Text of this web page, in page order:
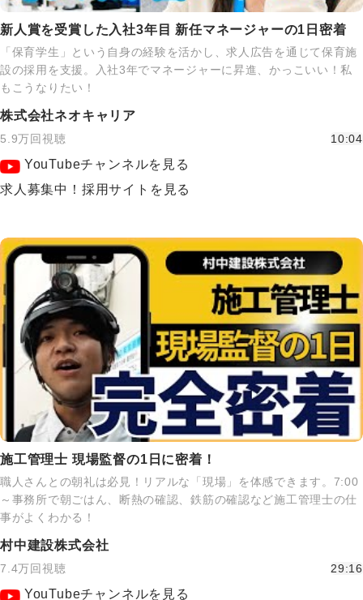
新人賞を受賞した入社3年目 新任マネージャーの1日密着
「保育学生」という自身の経験を活かし、求人広告を通じて保育施
設の採用を支援。入社3年でマネージャーに昇進、かっこいい！私
もこうなりたい！
株式会社ネオキャリア
5.9万回視聴 10:04
YouTubeチャンネルを見る
求人募集中！採用サイトを見る
施工管理士 現場監督の1日に密着！
職人さんとの朝礼は必見！リアルな「現場」を体感できます。7:00
～事務所で朝ごはん、断熱の確認、鉄筋の確認など施工管理士の仕
事がよくわかる！
村中建設株式会社
7.4万回視聴 29:16
YouTubeチャンネルを見る